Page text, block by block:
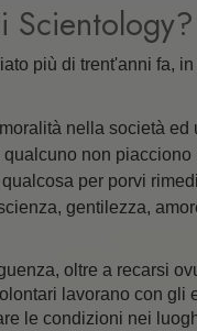
delle Relazioni
i Conflitti
Scientology?
più di trent'anni fa,
nella società ed
non
per porvi
gentilezza,
oltre a recarsi
lavorano con gli
le condizioni nei